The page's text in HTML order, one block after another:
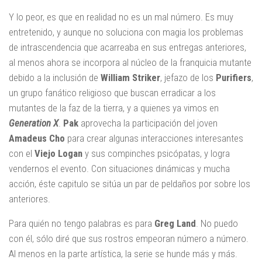
Y lo peor, es que en realidad no es un mal número. Es muy
entretenido, y aunque no soluciona con magia los problemas
de intrascendencia que acarreaba en sus entregas anteriores,
al menos ahora se incorpora al núcleo de la franquicia mutante
debido a la inclusión de William Striker, jefazo de los Purifiers,
un grupo fanático religioso que buscan erradicar a los
mutantes de la faz de la tierra, y a quienes ya vimos en
Generation X. Pak aprovecha la participación del joven
Amadeus Cho para crear algunas interacciones interesantes
con el Viejo Logan y sus compinches psicópatas, y logra
vendernos el evento. Con situaciones dinámicas y mucha
acción, éste capitulo se sitúa un par de peldaños por sobre los
anteriores.
Para quién no tengo palabras es para Greg Land. No puedo
con él, sólo diré que sus rostros empeoran número a número.
Al menos en la parte artística, la serie se hunde más y más.